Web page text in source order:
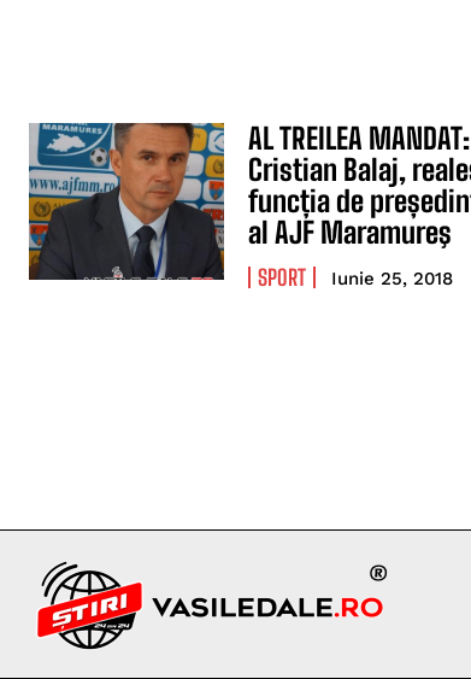
AL TREILEA MANDAT:
Cristian Balaj,
funcția de
al AJF Maramureş
SPORT Iunie 25, 2018